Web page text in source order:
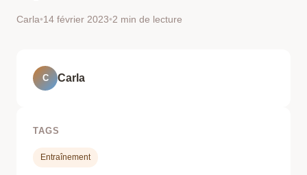
Carla•14 février 2023•2 min de lecture
C Carla
TAGS
Entraînement